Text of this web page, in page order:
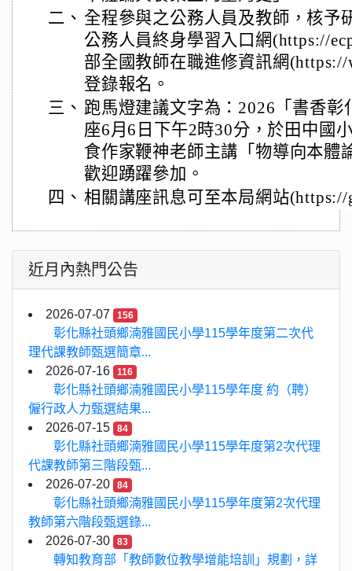
二、 全程參與之公務人員及教師，核予
公務人員終身學習入口網(https://
部全國教師在職進修資訊網
登錄報名。
三、 跑馬燈建議文字為：2026「書香
座6月6日下午2時30分，於田中國
食作家鞭神老師主講「物導向本體
歡迎踴躍參加。
四、 相關講座訊息可至本局網站
近月內熱門公告
2026-07-07 156
彰化縣社頭鄉湳雅國民小學115學年度第二次代
理代課教師甄選簡章...
2026-07-16
116
彰化縣社頭鄉湳雅國民小學115學年度 約（聘）
僱行政人力甄選結果...
2026-07-15
84
彰化縣社頭鄉湳雅國民小學115學年度第2次代理
代課教師第三階段甄...
2026-07-20
84
彰化縣社頭鄉湳雅國民小學115學年度第2次代理
教師第六階段甄選錄...
2026-07-30
83
轉知教育部「教師數位教學增能培訓」規劃，詳